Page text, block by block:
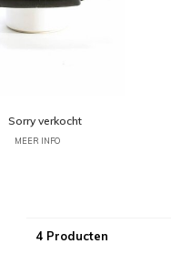
Sorry verkocht
MEER INFO
4 Producten